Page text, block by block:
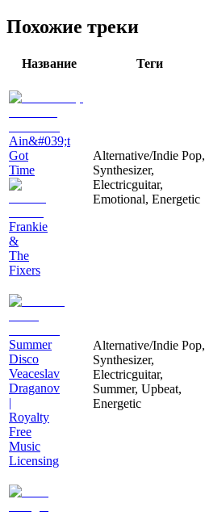
Похожие треки
Название Теги
Ain&#039;t
Got
Time
Frankie
&
The
Fixers
Alternative/Indie Pop,
Synthesizer,
Electricguitar,
Emotional, Energetic
Summer
Disco
Veaceslav
Draganov
|
Royalty
Free
Music
Licensing
Alternative/Indie Pop,
Synthesizer,
Electricguitar,
Summer, Upbeat,
Energetic